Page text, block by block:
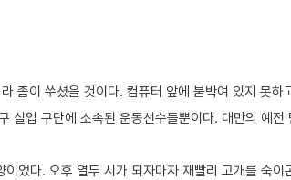
좀이 쑤셨을 것이다. 컴퓨터 앞에 붙박여 있지 못하
실업 구단에 소속된 운동선수들뿐이다. 대만의 예전
었다. 오후 열두 시가 되자마자 재빨리 고개를 숙이